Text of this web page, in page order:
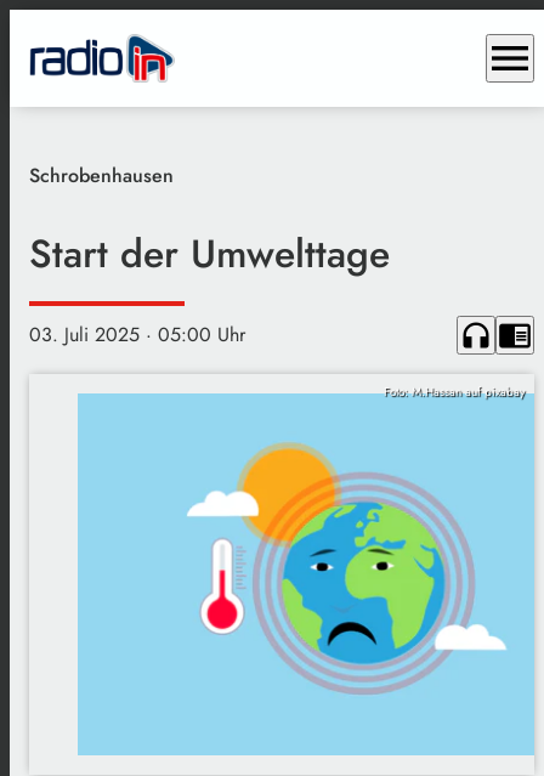
menu
Schrobenhausen
Start der Umwelttage
03. Juli 2025 · 05:00 Uhr headphones chrome_reader_mode
Foto: M.Hassan auf pixabay